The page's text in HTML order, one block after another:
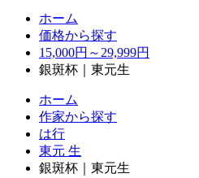
ホーム
価格から探す
15,000円～29,999円
銀斑杯｜東元生
ホーム
作家から探す
は行
東元 生
銀斑杯｜東元生